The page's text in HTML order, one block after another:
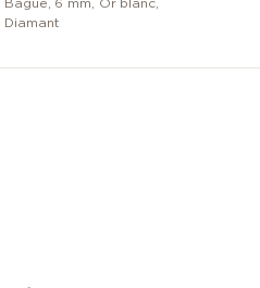
Château
Bague 6 mm Or blanc,
Diamant